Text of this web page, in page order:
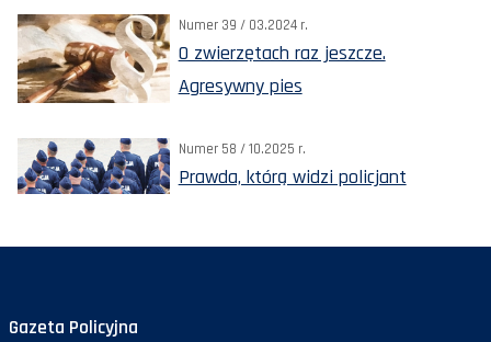
Numer 39 / 03.2024 r.
O zwierzętach raz jeszcze.
Agresywny pies
Numer 58 / 10.2025 r.
Prawda, którą widzi policjant
Gazeta Policyjna